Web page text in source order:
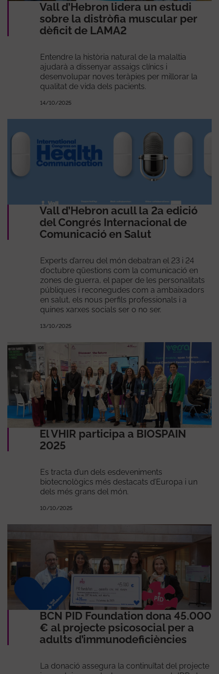
Vall d’Hebron lidera un estudi
sobre la distròfia muscular per
dèficit de LAMA2
Entendre la història natural de la malaltia
ajudarà a dissenyar assaigs clínics i
desenvolupar noves teràpies per millorar la
qualitat de vida dels pacients.
14/10/2025
Vall d’Hebron acull la 2a edició
del Congrés Internacional de
Comunicació en Salut
Experts d’arreu del món debatran el 23 i 24
d’octubre qüestions com la comunicació en
zones de guerra, el paper de les personalitats
públiques i reconegudes com a ambaixadors
en salut, els nous perfils professionals i a
quines xarxes socials ser o no ser.
13/10/2025
El VHIR participa a BIOSPAIN
2025
Es tracta d’un dels esdeveniments
biotecnològics més destacats d’Europa i un
dels més grans del món.
10/10/2025
BCN PID Foundation dona 45.000
€ al projecte psicosocial per a
adults d’immunodeficiències
La donació assegura la continuïtat del projecte